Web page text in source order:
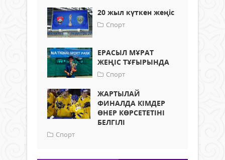
20 жыл күткен жеңіс
Спорт
ЕРАСЫЛ МҰРАТ
ЖЕҢІС ТҰҒЫРЫНДА
Спорт
ЖАРТЫЛАЙ
ФИНАЛДА КІМДЕР
ӨНЕР КӨРСЕТЕТІНІ
БЕЛГІЛІ
Спорт